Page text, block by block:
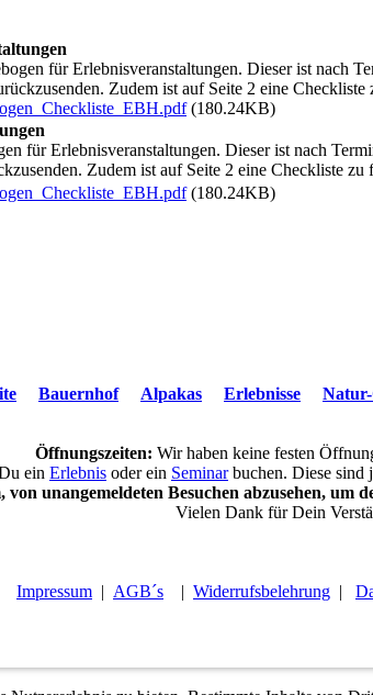
für Erlebnisveranstaltungen. Dieser ist nach
Zudem ist auf Seite 2 eine Checkliste
(180.24KB)
für Erlebnisveranstaltungen. Dieser ist nach
Zudem ist auf Seite 2 eine Checkliste zu
(180.24KB)
Bauernhof Alpakas Erlebnisse
Öffnungszeiten: Wir haben keine festen
ein Erlebnis oder ein Seminarbuchen. Diese sind
unangemeldeten Besuchen abzusehen, um
Vielen Dank für Dein
Impressum | AGB´s | Widerrufsbelehrung |